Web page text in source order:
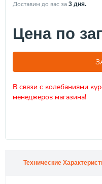
Доставим до вас за 3 дня.
Цена по
В связи с колебаниями
менеджеров магазина!
Технические